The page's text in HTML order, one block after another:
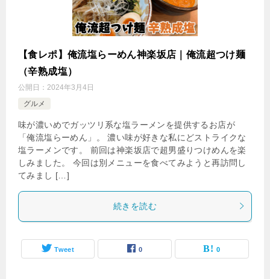
【食レポ】俺流塩らーめん神楽坂店｜俺流超つけ麺
（辛熟成塩）
公開日： 2024年3月4日
グルメ
味が濃いめでガッツリ系な塩ラーメンを提供するお店が
「俺流塩らーめん」。 濃い味が好きな私にどストライクな
塩ラーメンです。 前回は神楽坂店で超男盛りつけめんを楽
しみました。 今回は別メニューを食べてみようと再訪問し
てみまし […]
続きを読む
Tweet 0 0